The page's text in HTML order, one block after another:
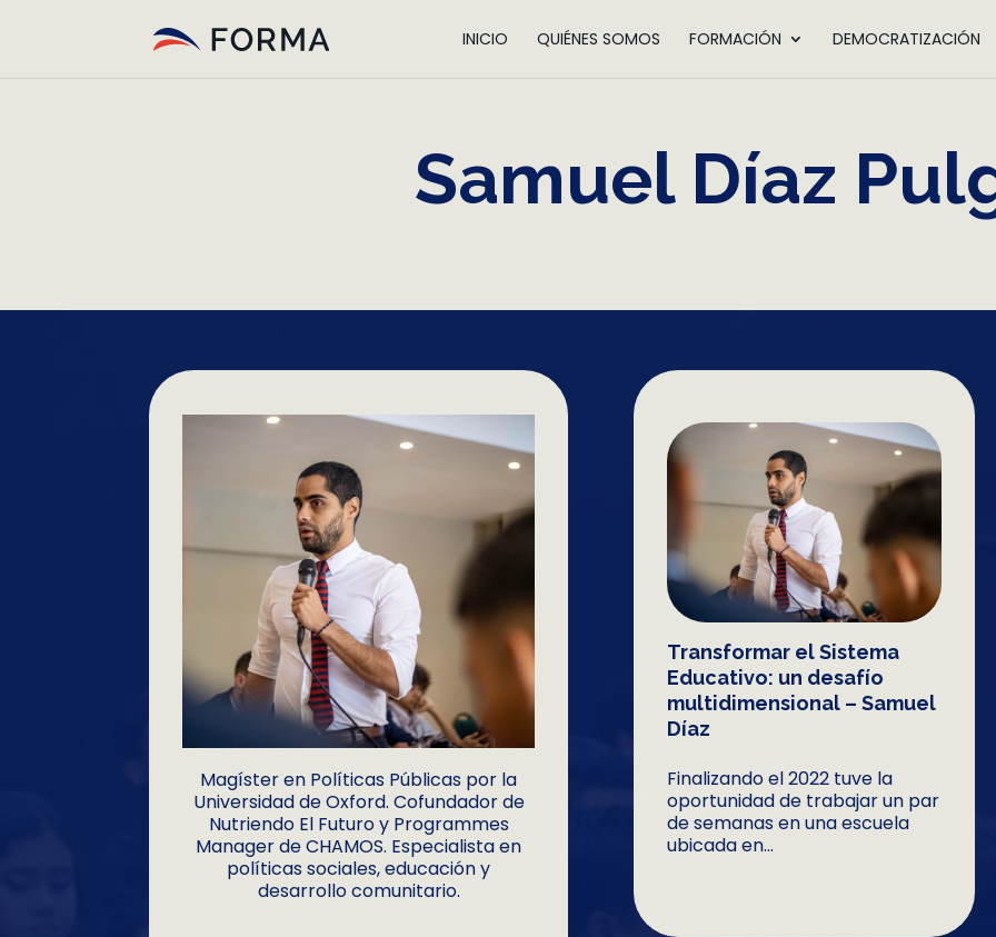
INICIO QUIÉNES SOMOS FORMACIÓN DEMOCRATIZACIÓN
Samuel Díaz
Magíster en Políticas Públicas por la
Universidad de Oxford. Cofundador de
Nutriendo El Futuro y Programmes
Manager de CHAMOS. Especialista en
políticas sociales, educación y
desarrollo comunitario.
Transformar el Sistema
Educativo: un desafío
multidimensional – Samuel
Díaz
Finalizando el 2022 tuve la
oportunidad de trabajar un par
de semanas en una escuela
ubicada en...